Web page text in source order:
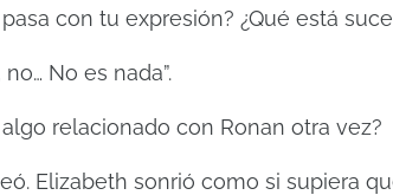
pasa con tu expresión? ¿Qué está
No es nada”.
algo relacionado con Ronan otra vez?
Elizabeth sonrió como si supiera